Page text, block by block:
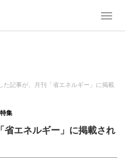
T
a
a
た記事が、月刊「省エネルギー」に掲載
集
省エネルギー」に掲載され